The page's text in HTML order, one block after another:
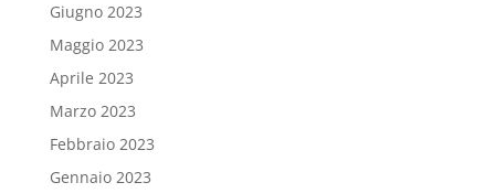
Giugno 2023
Maggio 2023
Aprile 2023
Marzo 2023
Febbraio 2023
Gennaio 2023